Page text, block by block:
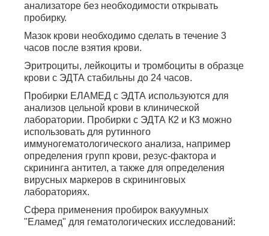
анализаторе без необходимости открывать
пробирку.
Мазок крови необходимо сделать в течение 3
часов после взятия крови.
Эритроциты, лейкоциты и тромбоциты в образце
крови с ЭДТА стабильны до 24 часов.
Пробирки ЕЛАМЕД с ЭДТА используются для
анализов цельной крови в клинической
лаборатории. Пробирки с ЭДТА К2 и К3 можно
использовать для рутинного
иммуногематологического анализа, например
определения групп крови, резус-фактора и
скрининга антител, а также для определения
вирусных маркеров в скрининговых
лабораториях.
Сфера применения пробирок вакуумных
"Еламед" для гематологических исследований: